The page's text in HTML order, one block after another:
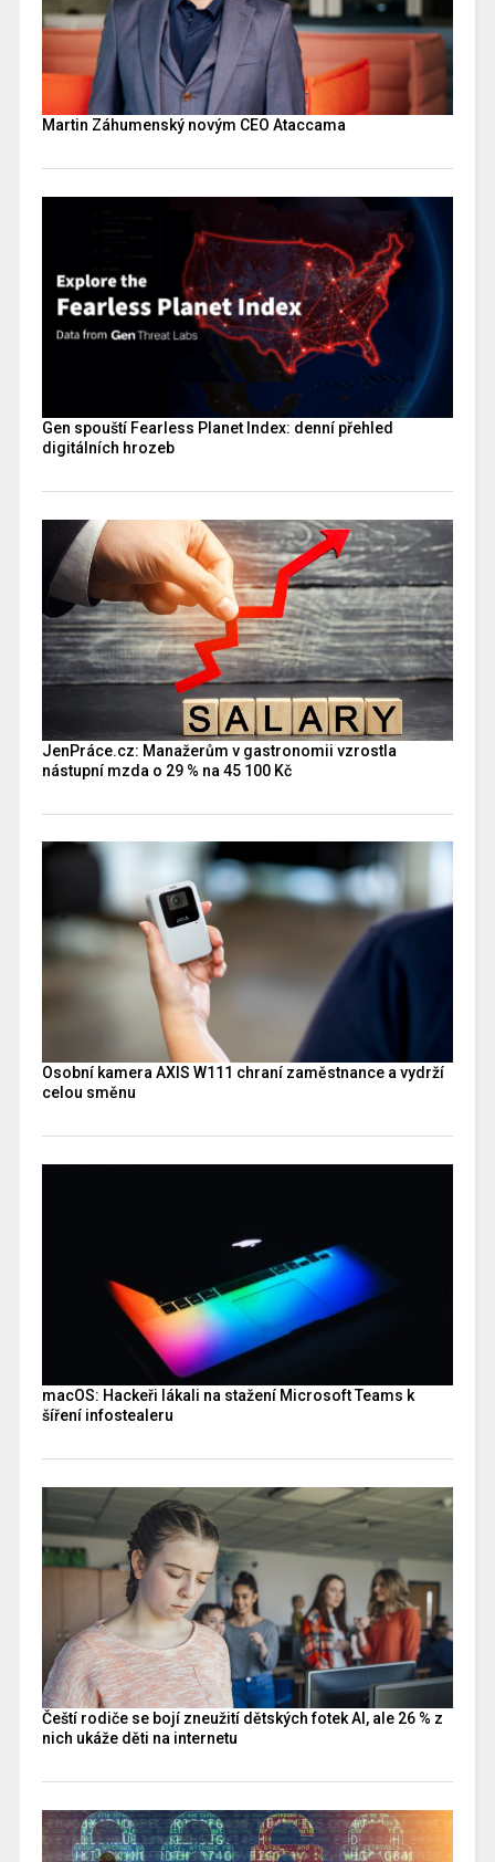
Martin Záhumenský novým CEO Ataccama
Gen spouští Fearless Planet Index: denní přehled
digitálních hrozeb
JenPráce.cz: Manažerům v gastronomii vzrostla
nástupní mzda o 29 % na 45 100 Kč
Osobní kamera AXIS W111 chraní zaměstnance a vydrží
celou směnu
macOS: Hackeři lákali na stažení Microsoft Teams k
šíření infostealeru
Čeští rodiče se bojí zneužití dětských fotek AI, ale 26 % z
nich ukáže děti na internetu